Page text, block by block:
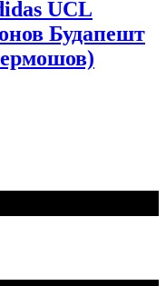
UCL
Будапешт